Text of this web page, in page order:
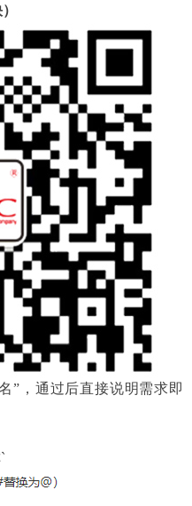
”，通过后直接说明需求即